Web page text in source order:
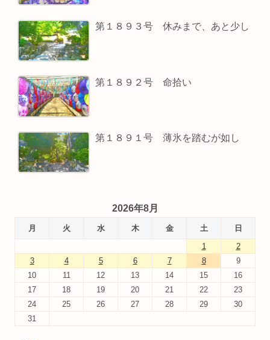
第１８９３号 休みまで、あと少し
第１８９２号 命拾い
第１８９１号 薄氷を踏むが如し
2026年8月
月 火 水 木 金 土
日
1
2
3
4 5 6 7 8
9
10
11 12 13 14 15
16
17
18 19 20 21 22
23
24
25 26 27 28 29
30
31